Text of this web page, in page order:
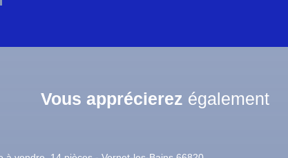
Vous apprécierez également